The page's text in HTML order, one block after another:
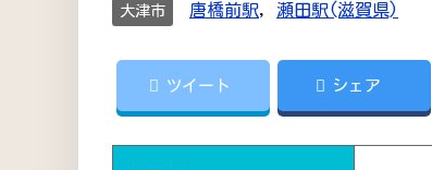
大津市 唐橋前駅, 瀬田駅(滋賀県)
ツイート シェア